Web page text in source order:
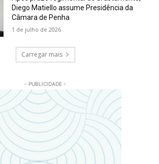
Diego Matiello assume Presidência da
Câmara de Penha
1 de julho de 2026
Carregar mais
- PUBLICIDADE -